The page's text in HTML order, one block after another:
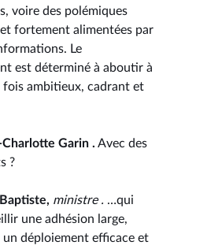
voire des polémiques
fortement alimentées par
Le
est déterminé à aboutir à
fois ambitieux, cadrant et
Garin . Avec des
?
ministre . …qui
une adhésion large,
un déploiement efficace et